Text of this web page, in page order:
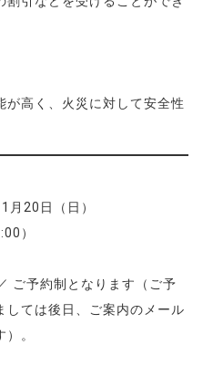
高く、火災に対して安全性
月20日（日）
）
ご予約制となります（ご予
しては後日、ご案内のメール
。